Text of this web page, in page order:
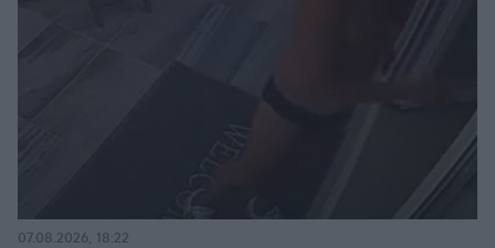
07.08.2026, 18:22